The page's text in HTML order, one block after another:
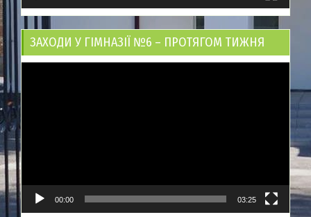
ЗАХОДИ У ГІМНАЗІЇ №6 – ПРОТЯГОМ ТИЖНЯ
00:00 03:25